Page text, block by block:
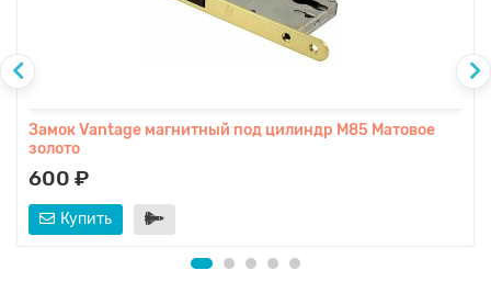
Замок Vаntage магнитный под цилиндр M85 Матовое
золото
600 ₽
Купить